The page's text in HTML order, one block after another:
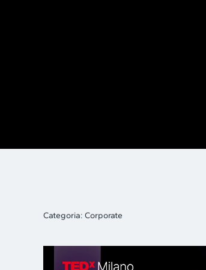
Categoria: Corporate